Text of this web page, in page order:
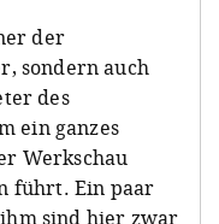
der
sondern auch
des
ein ganzes
Werkschau
führt. Ein paar
sind hier zwar